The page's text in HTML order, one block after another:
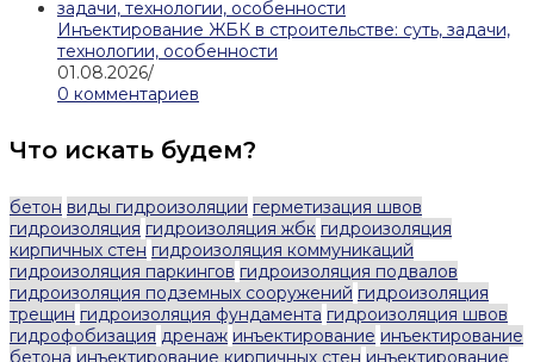
Инъектирование ЖБК в строительстве: суть, задачи,
технологии, особенности
01.08.2026/
0 комментариев
Что искать будем?
бетон виды гидроизоляции герметизация швов
гидроизоляция гидроизоляция жбк гидроизоляция
кирпичных стен гидроизоляция коммуникаций
гидроизоляция паркингов гидроизоляция подвалов
гидроизоляция подземных сооружений гидроизоляция
трещин гидроизоляция фундамента гидроизоляция швов
гидрофобизация дренаж инъектирование инъектирование
бетона инъектирование кирпичных стен инъектирование